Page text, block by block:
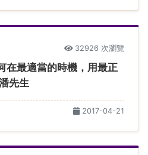
32926 次瀏覽
在最適當的時機，用最正
先生
2017-04-21